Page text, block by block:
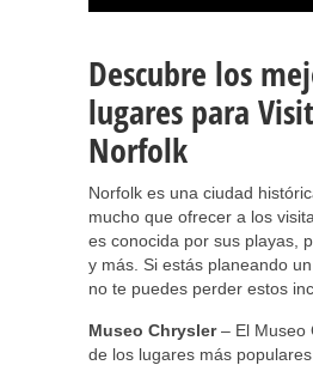
Descubre los
lugares para
Norfolk
Norfolk es una ciudad
mucho que ofrecer a los
es conocida por sus playas,
y más. Si estás planeando
no te puedes perder estos
Museo Chrysler– El Museo
de los lugares más